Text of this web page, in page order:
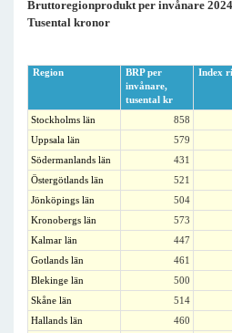
Bruttoregionprodukt per invånare
Tusental kronor
Region
BRP per
invånare,
tusental kr
Index
Stockholms län 858
Uppsala län
579
Södermanlands län
431
Östergötlands län
521
Jönköpings län
504
Kronobergs län
573
Kalmar län
447
Gotlands län
461
Blekinge län
500
Skåne län
514
Hallands län
460